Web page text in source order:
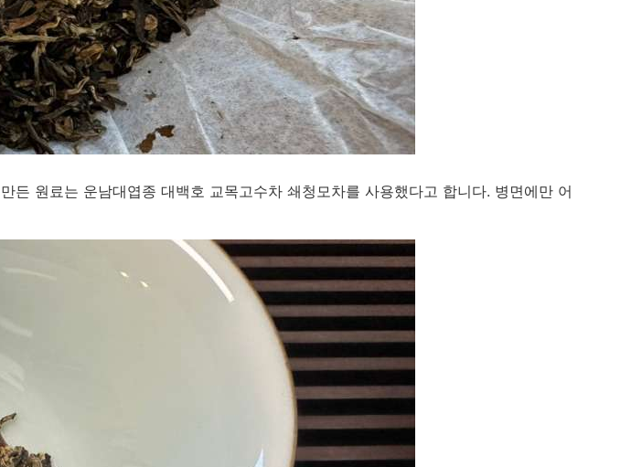
원료는 운남대엽종 대백호 교목고수차 쇄청모차를 사용했다고 합니다. 병면에만 어